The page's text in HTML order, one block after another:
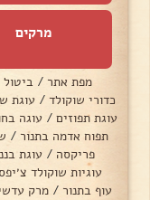
מרקים
מפת אתר /
כדורי שוקולד / עוגת
עוגת תפוזים / עוגה
תפוח אדמה בתנור /
פריקסה / עוגת
עוגיות שוקולד
עוף בתנור / מרק